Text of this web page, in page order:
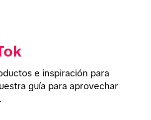
e inspiración para
guía para aprovechar